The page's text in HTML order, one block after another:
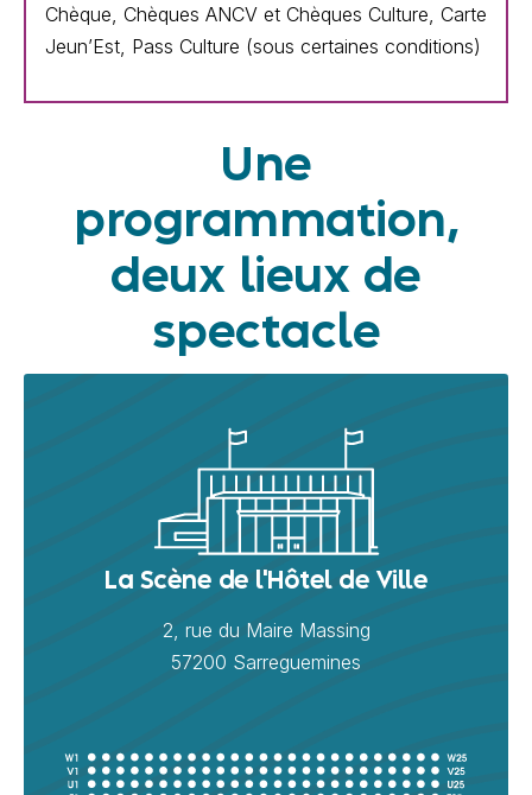
Chèque, Chèques ANCV et Chèques Culture, Carte
Jeun’Est, Pass Culture (sous certaines conditions)
Une
programmation,
deux lieux de
spectacle
La Scène de l'Hôtel de Ville
2, rue du Maire Massing
57200 Sarreguemines